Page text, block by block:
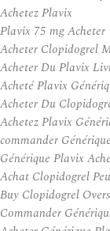
Achetez Plavix
Plavix 75 mg Acheter
Acheter Clopidogrel
Acheter Du Plavix
Acheté Plavix
Acheter Du
Achetez Plavix
commander
Générique Plavix
Achat Clopidogrel
Buy Clopidogrel
Commander